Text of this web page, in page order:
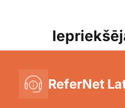
ReferNet